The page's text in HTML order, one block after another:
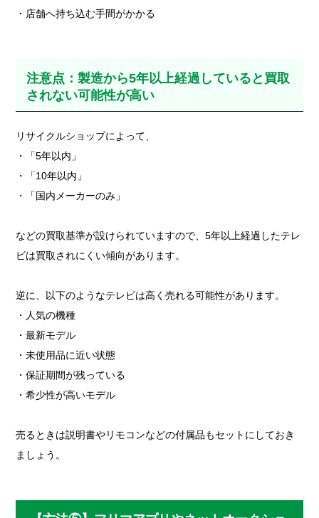
・店舗へ持ち込む手間がかかる
注意点：製造から5年以上経過していると買取
されない可能性が高い
リサイクルショップによって、
・「5年以内」
・「10年以内」
・「国内メーカーのみ」
などの買取基準が設けられていますので、5年以上経過したテレ
ビは買取されにくい傾向があります。
逆に、以下のようなテレビは高く売れる可能性があります。
・人気の機種
・最新モデル
・未使用品に近い状態
・保証期間が残っている
・希少性が高いモデル
売るときは説明書やリモコンなどの付属品もセットにしておき
ましょう。